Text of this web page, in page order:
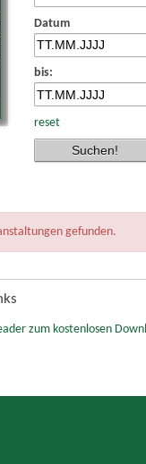
Datum
bis:
reset
gefunden.
zum kostenlosen